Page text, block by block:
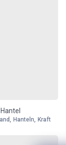
, Hanteln, Kraft